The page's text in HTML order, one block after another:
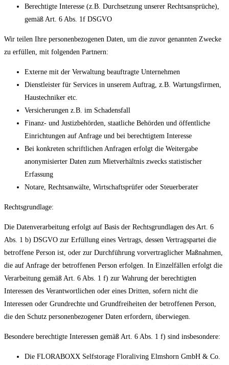
Berechtigte Interesse (z.B. Durchsetzung unserer Rechtsansprüche),
gemäß Art. 6 Abs. 1f DSGVO
Wir teilen Ihre personenbezogenen Daten, um die zuvor genannten Zwecke
zu erfüllen, mit folgenden Partnern:
Externe mit der Verwaltung beauftragte Unternehmen
Dienstleister für Services in unserem Auftrag, z.B. Wartungsfirmen,
Haustechniker etc.
Versicherungen z.B. im Schadensfall
Finanz- und Justizbehörden, staatliche Behörden und öffentliche
Einrichtungen auf Anfrage und bei berechtigtem Interesse
Bei konkreten schriftlichen Anfragen erfolgt die Weitergabe
anonymisierter Daten zum Mietverhältnis zwecks statistischer
Erfassung
Notare, Rechtsanwälte, Wirtschaftsprüfer oder Steuerberater
Rechtsgrundlage:
Die Datenverarbeitung erfolgt auf Basis der Rechtsgrundlagen des Art. 6
Abs. 1 b) DSGVO zur Erfüllung eines Vertrags, dessen Vertragspartei die
betroffene Person ist, oder zur Durchführung vorvertraglicher Maßnahmen,
die auf Anfrage der betroffenen Person erfolgen. In Einzelfällen erfolgt die
Verarbeitung gemäß Art. 6 Abs. 1 f) zur Wahrung der berechtigten
Interessen des Verantwortlichen oder eines Dritten, sofern nicht die
Interessen oder Grundrechte und Grundfreiheiten der betroffenen Person,
die den Schutz personenbezogener Daten erfordern, überwiegen.
Besondere berechtigte Interessen gemäß Art. 6 Abs. 1 f) sind insbesondere:
Die FLORABOXX Selfstorage Floraliving Elmshorn GmbH & Co.